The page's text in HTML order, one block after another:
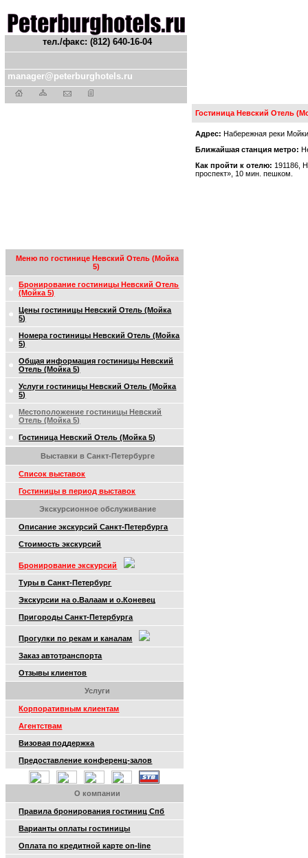
тел./факс: (812) 640-16-04
manager@peterburghotels.ru
Меню по гостинице Невский Отель (Мойка
5)
Бронирование гостиницы Невский Отель
(Мойка 5)
Цены гостиницы Невский Отель (Мойка
5)
Номера гостиницы Невский Отель (Мойка
5)
Общая информация гостиницы Невский
Отель (Мойка 5)
Услуги гостиницы Невский Отель (Мойка
5)
Местоположение гостиницы Невский
Отель (Мойка 5)
Гостиница Невский Отель (Мойка 5)
Выставки в Санкт-Петербурге
Список выставок
Гостиницы в период выставок
Экскурсионное обслуживание
Описание экскурсий Санкт-Петербурга
Стоимость экскурсий
Бронирование экскурсий
Туры в Санкт-Петербург
Экскурсии на о.Валаам и о.Коневец
Пригороды Санкт-Петербурга
Прогулки по рекам и каналам
Заказ автотранспорта
Отзывы клиентов
Услуги
Корпоративным клиентам
Агентствам
Визовая поддержка
Предоставление конференц-залов
О компании
Правила бронирования гостиниц Спб
Варианты оплаты гостиницы
Оплата по кредитной карте on-line
Гостиница Невский Отель
Адрес: Набережная реки
Ближайшая станция метро:
Как пройти к отелю: 191186,
проспект», 10 мин. пешком.